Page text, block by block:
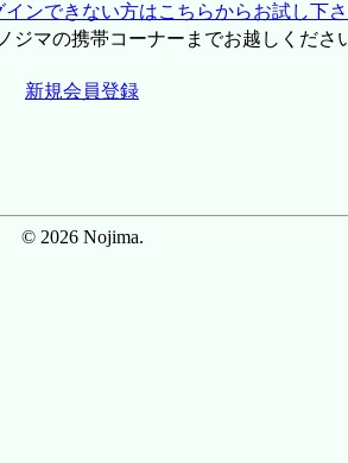
ンできない方はこちらからお試し下
マの携帯コーナーまでお越しくださ
新規会員登録
© 2026 Nojima.